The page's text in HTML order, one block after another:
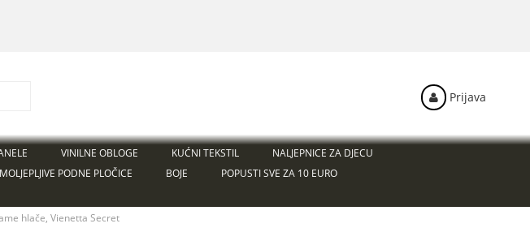
VINILNE OBLOGE KUĆNI TEKSTIL
NALJEPNICE ZA DJECU
PODNE PLOČICE BOJE
POPUSTI SVE ZA 10 EURO
hlače, Vienetta Secret
Prijava